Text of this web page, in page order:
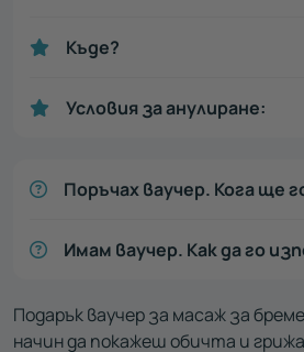
Къде?
Условия за анулиране:
Поръчах ваучер. Кога ще
Имам ваучер. Как да го
Подарък ваучер за масаж за
начин да покажеш обичта и